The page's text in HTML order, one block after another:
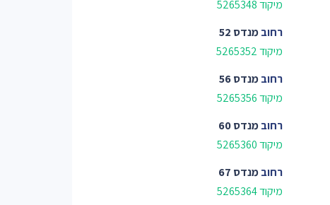
מיקוד 5265348
רחובמנדס 52
מיקוד 5265352
רחובמנדס 56
מיקוד 5265356
רחובמנדס 60
מיקוד 5265360
רחובמנדס 67
מיקוד 5265364